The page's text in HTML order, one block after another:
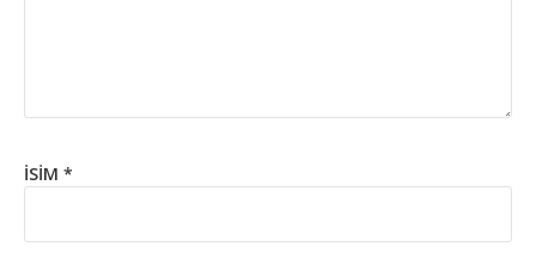
İSIM *